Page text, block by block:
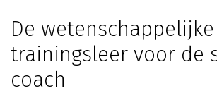
De
trainingsleer voor de
coach